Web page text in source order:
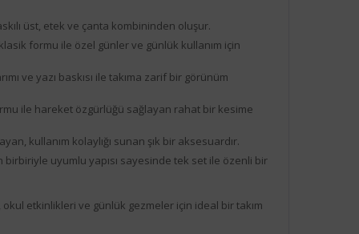
üst, etek ve çanta kombininden oluşur.
klasik formu ile özel günler ve günlük kullanım için
ve yazı baskısı ile takıma zarif bir görünüm
ile hareket özgürlüğü sağlayan rahat bir kesime
kullanım kolaylığı sunan şık bir aksesuardır.
birbiriyle uyumlu yapısı sayesinde tek set ile özenli bir
etkinlikleri ve günlük gezmeler için ideal bir takım